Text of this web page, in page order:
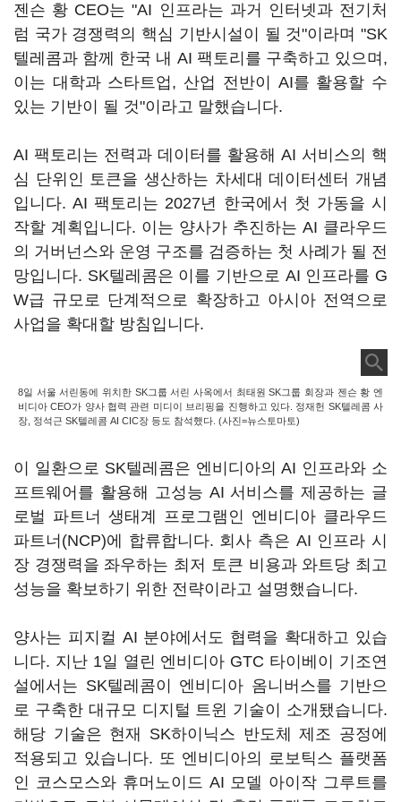
젠슨 황 CEO는 "AI 인프라는 과거 인터넷과 전기처
럼 국가 경쟁력의 핵심 기반시설이 될 것"이라며 "SK
텔레콤과 함께 한국 내 AI 팩토리를 구축하고 있으며,
이는 대학과 스타트업, 산업 전반이 AI를 활용할 수
있는 기반이 될 것"이라고 말했습니다.
AI 팩토리는 전력과 데이터를 활용해 AI 서비스의 핵
심 단위인 토큰을 생산하는 차세대 데이터센터 개념
입니다. AI 팩토리는 2027년 한국에서 첫 가동을 시
작할 계획입니다. 이는 양사가 추진하는 AI 클라우드
의 거버넌스와 운영 구조를 검증하는 첫 사례가 될 전
망입니다. SK텔레콤은 이를 기반으로 AI 인프라를 G
W급 규모로 단계적으로 확장하고 아시아 전역으로
사업을 확대할 방침입니다.
8일 서울 서린동에 위치한 SK그룹 서린 사옥에서 최태원 SK그룹 회장과 젠슨 황 엔
비디아 CEO가 양사 협력 관련 미디이 브리핑을 진행하고 있다. 정재헌 SK텔레콤 사
장, 정석근 SK텔레콤 AI CIC장 등도 참석했다. (사진=뉴스토마토)
이 일환으로 SK텔레콤은 엔비디아의 AI 인프라와 소
프트웨어를 활용해 고성능 AI 서비스를 제공하는 글
로벌 파트너 생태계 프로그램인 엔비디아 클라우드
파트너(NCP)에 합류합니다. 회사 측은 AI 인프라 시
장 경쟁력을 좌우하는 최저 토큰 비용과 와트당 최고
성능을 확보하기 위한 전략이라고 설명했습니다.
양사는 피지컬 AI 분야에서도 협력을 확대하고 있습
니다. 지난 1일 열린 엔비디아 GTC 타이베이 기조연
설에서는 SK텔레콤이 엔비디아 옴니버스를 기반으
로 구축한 대규모 디지털 트윈 기술이 소개됐습니다.
해당 기술은 현재 SK하이닉스 반도체 제조 공정에
적용되고 있습니다. 또 엔비디아의 로보틱스 플랫폼
인 코스모스와 휴머노이드 AI 모델 아이작 그루트를